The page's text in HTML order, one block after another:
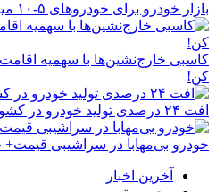
بازار خودرو برای خودروهای ۵-۱۰ میلیاردی آماده نیست!
کن!
افت ۲۴ درصدی تولید خودرو در کشور
خودرو بی‌مهابا در سراشیبی
آخرین اخبار